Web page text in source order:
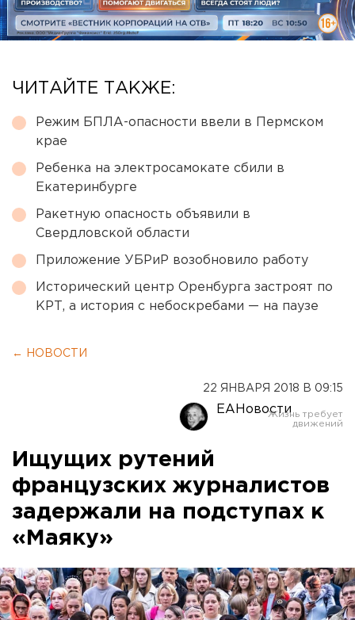
ЧИТАЙТЕ ТАКЖЕ:
Режим БПЛА-опасности ввели в Пермском
крае
Ребенка на электросамокате сбили в
Екатеринбурге
Ракетную опасность объявили в
Свердловской области
Приложение УБРиР возобновило работу
Исторический центр Оренбурга застроят по
КРТ, а история с небоскребами — на паузе
← НОВОСТИ
22 ЯНВАРЯ 2018 В 09:15
ЕАНовости
Ищущих рутений
французских журналистов
задержали на подступах к
«Маяку»